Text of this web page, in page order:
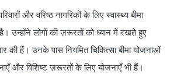
और वरिष्ठ नागरिकों के लिए स्वास्थ्य बीमा
उन्होंने लोगों की ज़रूरतों को ध्यान में रखते हुए
की हैं। उनके पास नियमित चिकित्सा बीमा योजनाओं
और विशिष्ट ज़रूरतों के लिए योजनाएँ भी हैं।